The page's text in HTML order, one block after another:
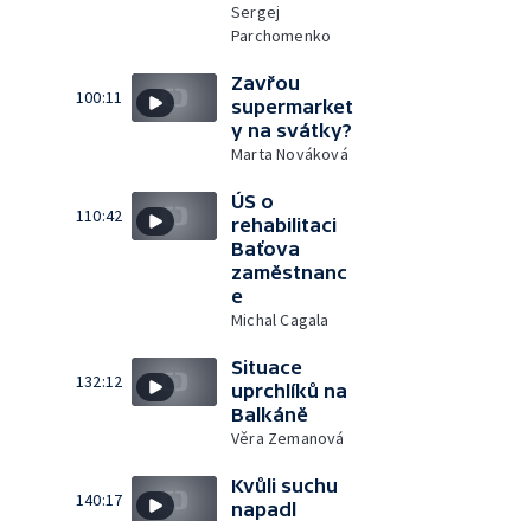
Sergej
Parchomenko
100:11
Zavřou
supermarket
y na svátky?
Marta Nováková
110:42
ÚS o
rehabilitaci
Baťova
zaměstnanc
e
Michal Cagala
132:12
Situace
uprchlíků na
Balkáně
Věra Zemanová
140:17
Kvůli suchu
napadl